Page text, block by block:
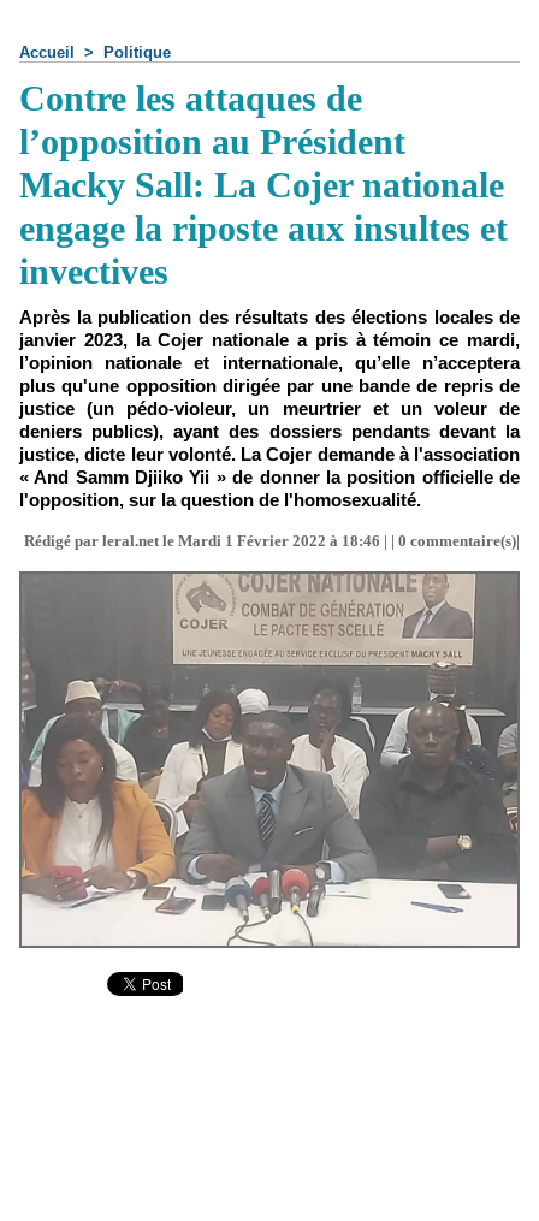
Accueil > Politique
Contre les attaques de
l’opposition au Président
Macky Sall: La Cojer nationale
engage la riposte aux insultes et
invectives
Après la publication des résultats des élections locales de
janvier 2023, la Cojer nationale a pris à témoin ce mardi,
l’opinion nationale et internationale, qu’elle n’acceptera
plus qu'une opposition dirigée par une bande de repris de
justice (un pédo-violeur, un meurtrier et un voleur de
deniers publics), ayant des dossiers pendants devant la
justice, dicte leur volonté. La Cojer demande à l'association
« And Samm Djiiko Yii » de donner la position officielle de
l'opposition, sur la question de l'homosexualité.
Rédigé par leral.net le Mardi 1 Février 2022 à 18:46 | | 0 commentaire(s)|